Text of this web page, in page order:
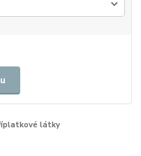
látky